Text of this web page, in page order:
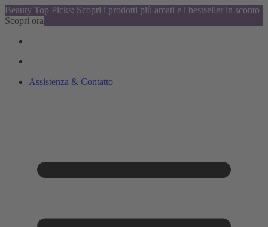
Beauty Top Picks: Scopri i prodotti più amati e i bestseller in sconto
Scopri ora
Assistenza & Contatto